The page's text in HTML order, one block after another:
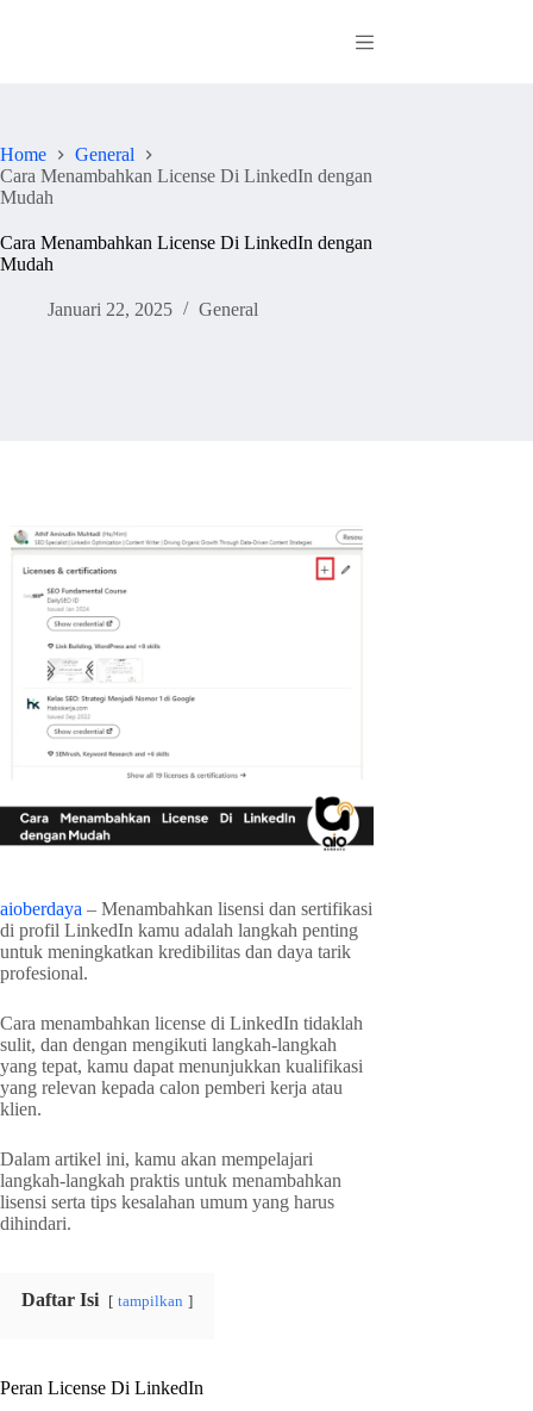
Home
General
Cara Menambahkan License Di LinkedIn dengan
Mudah
Cara Menambahkan License Di LinkedIn dengan
Mudah
Januari 22, 2025 General
aioberdaya – Menambahkan lisensi dan sertifikasi
di profil LinkedIn kamu adalah langkah penting
untuk meningkatkan kredibilitas dan daya tarik
profesional.
Cara menambahkan license di LinkedIn tidaklah
sulit, dan dengan mengikuti langkah-langkah
yang tepat, kamu dapat menunjukkan kualifikasi
yang relevan kepada calon pemberi kerja atau
klien.
Dalam artikel ini, kamu akan mempelajari
langkah-langkah praktis untuk menambahkan
lisensi serta tips kesalahan umum yang harus
dihindari.
Daftar Isi tampilkan
Peran License Di LinkedIn